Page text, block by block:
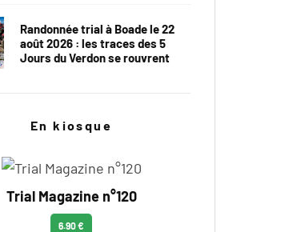
Randonnée trial à Boade le 22
août 2026 : les traces des 5
Jours du Verdon se rouvrent
En kiosque
Trial Magazine n°120
6.90 €